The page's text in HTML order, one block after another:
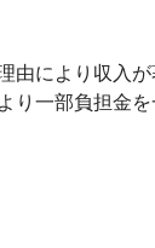
により収入
り一部負担金